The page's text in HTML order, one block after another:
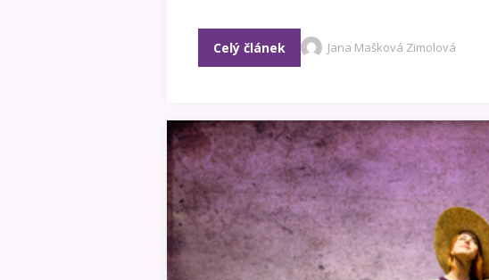
Celý článek Jana Mašková Zimolová